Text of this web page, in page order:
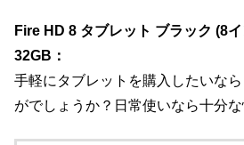
Fire HD 8 タブレット ブラック (8
32GB：
手軽にタブレットを購入したいな
がでしょうか？日常使いなら十分な